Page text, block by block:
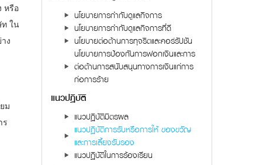
หรือ
ท ใน
ง
ม
ร
นโยบายการกำกับดูแลกิจการ
นโยบายการกำกับดูแลกิจการที่ดี
นโยบายต่อต้านการทุจริตและคอร์รัปชัน
นโยบายการป้องกันการฟอกเงินและการ
ต่อต้านการสนับสนุนทางการเงินแก่การ
ก่อการร้าย
แนวปฏิบัติ
แนวปฏิบัติมิตรผล
แนวปฏิบัติการรับหรือการให้ ของขวัญ
และการเลี้ยงรับรอง
แนวปฏิบัติในการร้องเรียน